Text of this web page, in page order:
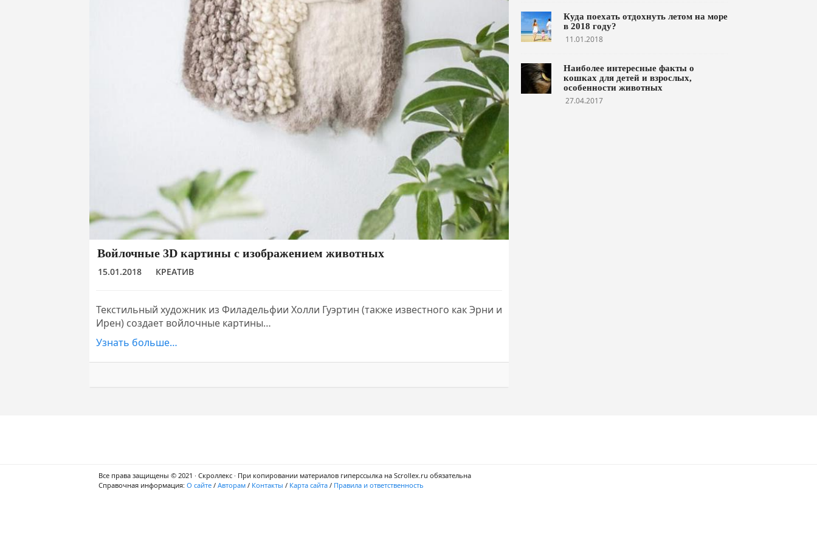
Войлочные 3D картины с изображением животных
15.01.2018 КРЕАТИВ
Текстильный художник из Филадельфии Холли Гуэртин (также известного как Эрни и
Ирен) создает войлочные картины…
Узнать больше…
Куда поехать отдохнуть летом на море
в 2018 году?
11.01.2018
Наиболее интересные факты о
кошках для детей и взрослых,
особенности животных
27.04.2017
Все права защищены © 2021 · Скроллекс · При копировании материалов гиперссылка на Scrollex.ru обязательна
Справочная информация: О сайте / Авторам / Контакты / Карта сайта / Правила и ответственность